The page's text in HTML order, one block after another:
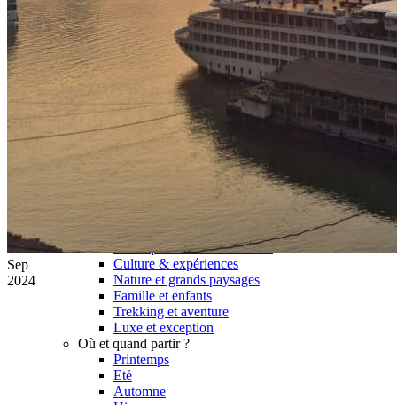
Shenzhen
Sud Ouest
Chongqing 重庆
Guangxi 广西
Guizhou 贵州
Sichuan 四川
Tibet 西藏
Circuits sur mesure
Nos Petits Groupes
Ambiance
Classique et incontournables
Culture & expériences
Nature et grands paysages
Famille et enfants
Trekking et aventure
Luxe et exception
Où et quand partir ?
Printemps
Eté
Automne
Sep
2024